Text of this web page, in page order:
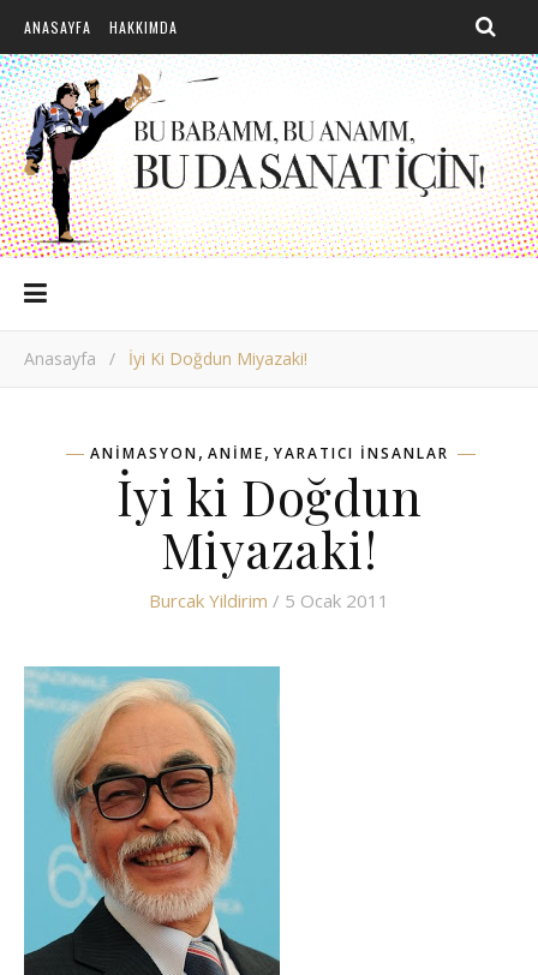
ANASAYFA HAKKIMDA
Anasayfa / İyi Ki Doğdun Miyazaki!
ANIMASYON, ANIME, YARATICI INSANLAR
İyi ki Doğdun
Miyazaki!
Burcak Yildirim / 5 Ocak 2011